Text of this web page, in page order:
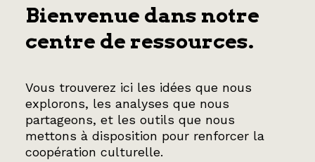
Bienvenue dans notre
centre de ressources.
Vous trouverez ici les idées que nous
explorons, les analyses que nous
partageons, et les outils que nous
mettons à disposition pour renforcer la
coopération culturelle.